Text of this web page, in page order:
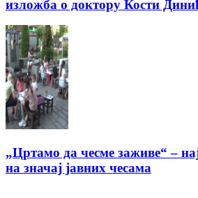
изложба о доктору Кости
„Цртамо да чесме заживе“ –
на значај јавних чесама